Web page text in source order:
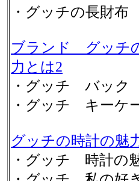
・グッチの長財布
ブランド グッチ
力とは2
・グッチ バック
・グッチ キーケ
グッチの時計の魅
・グッチ 時計の